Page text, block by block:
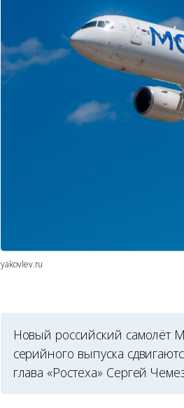
yakovlev.ru
Новый российский самолёт
серийного выпуска
глава «Ростеха» Сергей